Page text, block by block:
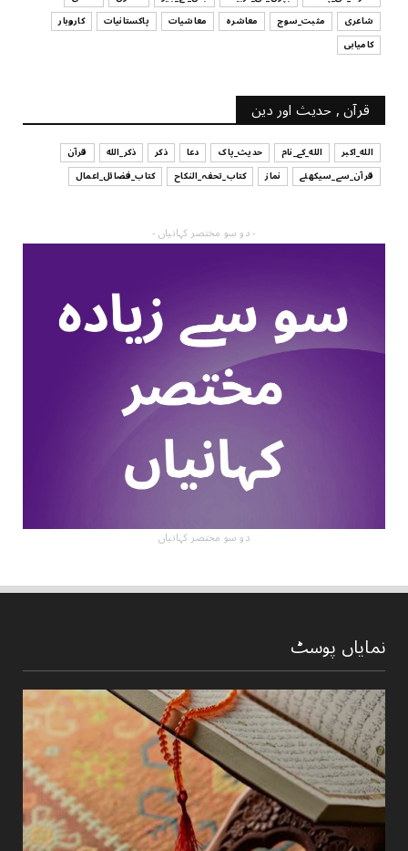
شاعری
مثبت_سوچ معاشرہ معاشیات پاکستانیات
کاروبار
کامیابی
قرآن , حدیث اور دین
الله_اکبر الله_کے_نام حدیث_پاک دعا ذکر ذکر_الله
قرآن
قرآن_سے_سیکھئے
نماز کتاب_تحفہ_النکاح کتاب_فضائل_اعمال
- دو سو مختصر کہانیاں -
دو سو مختصر کہانیاں
نمایاں پوسٹ